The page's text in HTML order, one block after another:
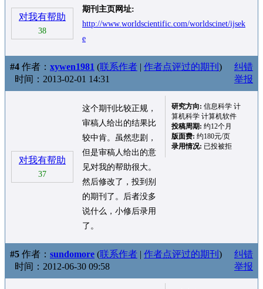
对我有帮助
38
期刊主页网址:
http://www.worldscientific.com/worldscinet/ijsek
e
#4 作者： xywen1981 (联系作者 | 作者点评过的期刊 )
时间：2013-02-01 14:31
纠错
举报
对我有帮助
37
这个期刊比较正规，
审稿人给出的结果比
较中肯。虽然悲剧，
但是审稿人给出的意
见对我的帮助很大。
然后修改了，投到别
的期刊了。后者没多
说什么，小修后录用
了。
研究方向: 信息科学 计
算机科学 计算机软件
投稿周期: 约12个月
版面费: 约180元/页
录用情况: 已投被拒
#5 作者： sundomore (联系作者 | 作者点评过的期刊 )
时间：2012-06-30 09:58
纠错
举报